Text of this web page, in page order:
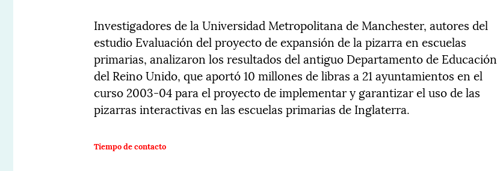
Investigadores de la Universidad Metropolitana de Manchester, autores del
estudio Evaluación del proyecto de expansión de la pizarra en escuelas
primarias, analizaron los resultados del antiguo Departamento de Educación
del Reino Unido, que aportó 10 millones de libras a 21 ayuntamientos en el
curso 2003-04 para el proyecto de implementar y garantizar el uso de las
pizarras interactivas en las escuelas primarias de Inglaterra.
Tiempo de contacto